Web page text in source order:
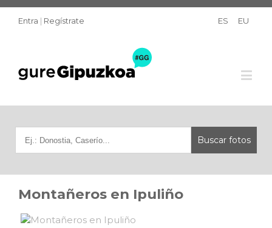
Entra | Regístrate ES EU
Montañeros en Ipuliño